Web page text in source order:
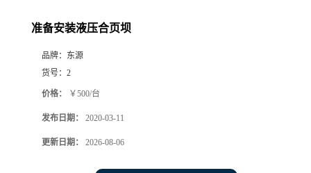
准备安装液压合页坝
品牌： 东源
货号： 2
价格： ￥500/台
发布日期： 2020-03-11
更新日期： 2026-08-06